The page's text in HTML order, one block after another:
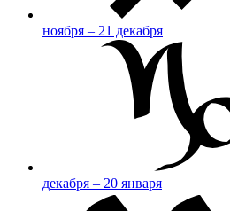
ноября – 21 декабря
декабря – 20 января